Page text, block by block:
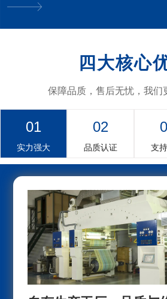
四大核心
保障品质，售后无忧，我们
01
实力强大
02
品质认证 支